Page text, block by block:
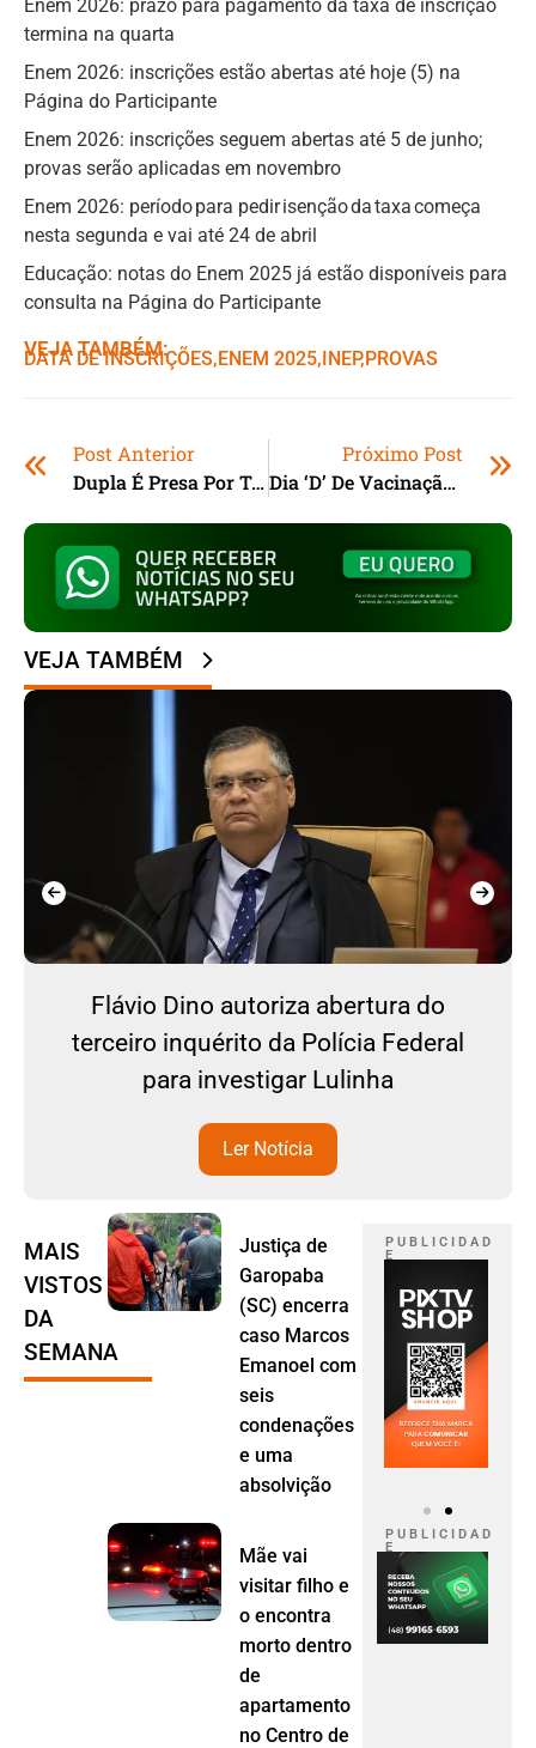
Enem 2026: prazo para pagamento da taxa de inscrição
termina na quarta
Enem 2026: inscrições estão abertas até hoje (5) na
Página do Participante
Enem 2026: inscrições seguem abertas até 5 de junho;
provas serão aplicadas em novembro
Enem 2026: período para pedir isenção da taxa começa
nesta segunda e vai até 24 de abril
Educação: notas do Enem 2025 já estão disponíveis para
consulta na Página do Participante
VEJA TAMBÉM:
DATA DE INSCRIÇÕES,ㅤENEM 2025,ㅤINEP,ㅤPROVAS
Post Anterior
Dupla É Presa Por Tráfico De Drogas No Bairro Araçatuba, Em Imbituba (SC)
Próximo Post
Dia ‘D’ De Vacinação Em Orleans (SC): Mais De 1.200 Doses Contra A Gripe São Aplicadas
VEJA TAMBÉM
Flávio Dino autoriza abertura do
terceiro inquérito da Polícia Federal
para investigar Lulinha
Ler Notícia
MAIS
VISTOS
DA
SEMANA
Justiça de
Garopaba
(SC) encerra
caso Marcos
Emanoel com
seis
condenações
e uma
absolvição
Mãe vai
visitar filho e
o encontra
morto dentro
de
apartamento
no Centro de
P U B L I C I D A D
E
P U B L I C I D A D
E